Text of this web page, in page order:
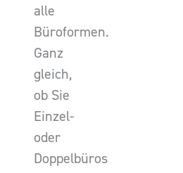
alle
Büroformen.
Ganz
gleich,
ob Sie
Einzel-
oder
Doppelbüros